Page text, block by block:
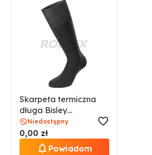
Skarpeta termiczna
długa Bisley
517240900-01
Niedostępny
0,00 zł
Powiadom